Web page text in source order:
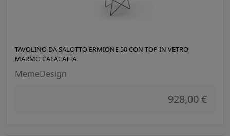
TAVOLINO DA SALOTTO ERMIONE 50 CON TOP IN VETRO
MARMO CALACATTA
MemeDesign
928,00 €